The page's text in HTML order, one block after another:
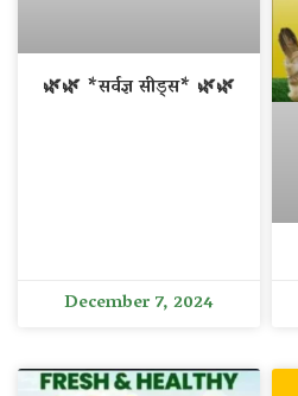
🌿🌿 *सर्वज्ञ सीड्स* 🌿🌿
December 7, 2024